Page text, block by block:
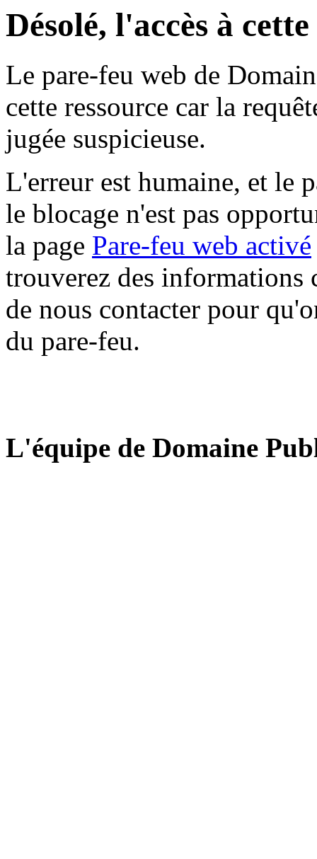
Désolé, l'accès à
Le pare-feu web de
cette ressource car la
jugée suspicieuse.
L'erreur est humaine, et le
le blocage n'est pas
la page Pare-feu web activé
trouverez des informations
de nous contacter pour
du pare-feu.
L'équipe de Domaine